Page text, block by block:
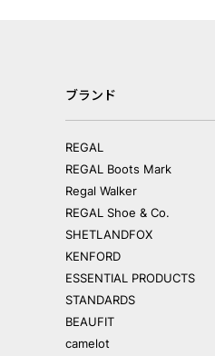
ブランド
REGAL
REGAL Boots Mark
Regal Walker
REGAL Shoe & Co.
SHETLANDFOX
KENFORD
ESSENTIAL PRODUCTS
STANDARDS
BEAUFIT
camelot